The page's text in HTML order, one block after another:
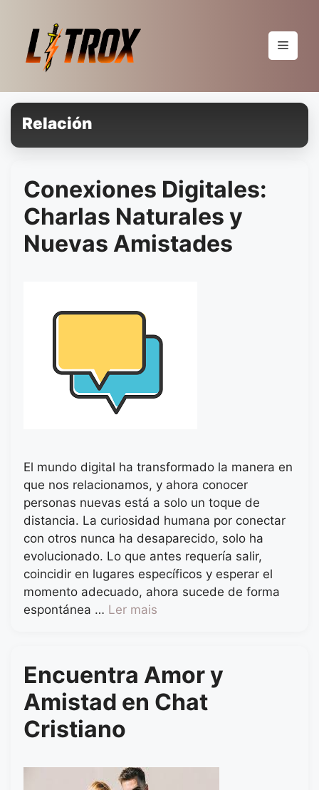
conteúdo
Menu
Relación
Conexiones Digitales:
Charlas Naturales y
Nuevas Amistades
El mundo digital ha transformado la manera en
que nos relacionamos, y ahora conocer
personas nuevas está a solo un toque de
distancia. La curiosidad humana por conectar
con otros nunca ha desaparecido, solo ha
evolucionado. Lo que antes requería salir,
coincidir en lugares específicos y esperar el
momento adecuado, ahora sucede de forma
espontánea … Ler mais
Encuentra Amor y
Amistad en Chat
Cristiano